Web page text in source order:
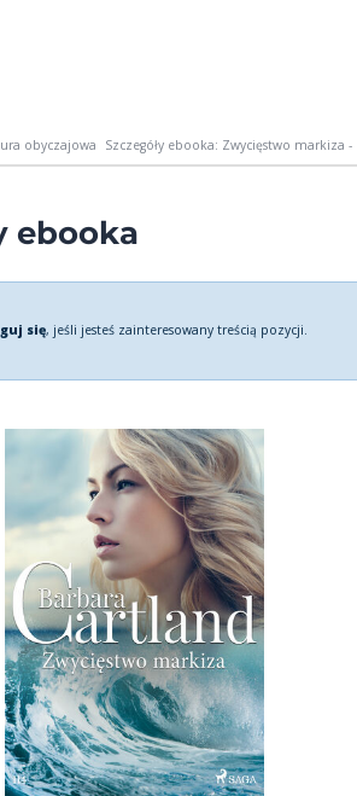
obyczajowa Szczegóły ebooka: Zwycięstwo markiza
ebooka
się, jeśli jesteś zainteresowany treścią pozycji.